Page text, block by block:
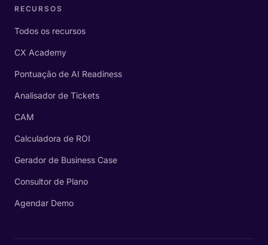
RECURSOS
Todos os recursos
CX Academy
Pontuação de AI Readiness
Analisador de Tickets
CAM
Calculadora de ROI
Gerador de Business Case
Consultor de Plano
Agendar Demo